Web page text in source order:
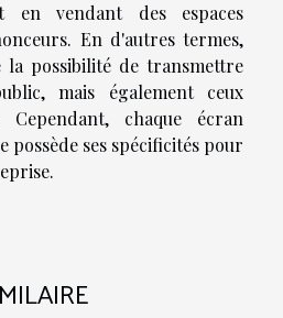
en vendant des espaces
En d'autres termes,
possibilité de transmettre
mais également ceux
Cependant, chaque écran
possède ses spécificités pour